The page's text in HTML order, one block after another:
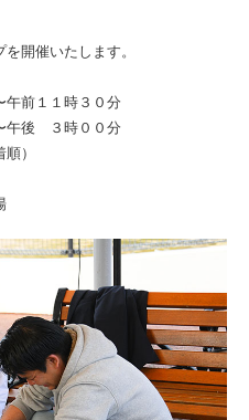
開催いたします。
１時３０分
３時００分
）